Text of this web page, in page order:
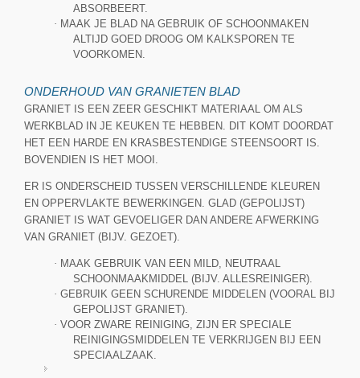
ABSORBEERT.
· MAAK JE BLAD NA GEBRUIK OF SCHOONMAKEN
ALTIJD GOED DROOG OM KALKSPOREN TE
VOORKOMEN.
ONDERHOUD VAN GRANIETEN BLAD
GRANIET IS EEN ZEER GESCHIKT MATERIAAL OM ALS
WERKBLAD IN JE KEUKEN TE HEBBEN. DIT KOMT DOORDAT
HET EEN HARDE EN KRASBESTENDIGE STEENSOORT IS.
BOVENDIEN IS HET MOOI.
ER IS ONDERSCHEID TUSSEN VERSCHILLENDE KLEUREN
EN OPPERVLAKTE BEWERKINGEN. GLAD (GEPOLIJST)
GRANIET IS WAT GEVOELIGER DAN ANDERE AFWERKING
VAN GRANIET (BIJV. GEZOET).
· MAAK GEBRUIK VAN EEN MILD, NEUTRAAL
SCHOONMAAKMIDDEL (BIJV. ALLESREINIGER).
· GEBRUIK GEEN SCHURENDE MIDDELEN (VOORAL BIJ
GEPOLIJST GRANIET).
· VOOR ZWARE REINIGING, ZIJN ER SPECIALE
REINIGINGSMIDDELEN TE VERKRIJGEN BIJ EEN
SPECIAALZAAK.